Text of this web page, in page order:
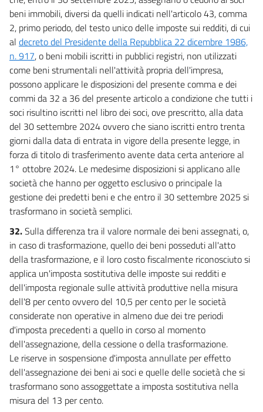
beni immobili, diversi da quelli indicati nell'articolo 43, comma
2, primo periodo, del testo unico delle imposte sui redditi, di cui
al decreto del Presidente della Repubblica 22 dicembre 1986,
n. 917, o beni mobili iscritti in pubblici registri, non utilizzati
come beni strumentali nell'attività propria dell'impresa,
possono applicare le disposizioni del presente comma e dei
commi da 32 a 36 del presente articolo a condizione che tutti i
soci risultino iscritti nel libro dei soci, ove prescritto, alla data
del 30 settembre 2024 ovvero che siano iscritti entro trenta
giorni dalla data di entrata in vigore della presente legge, in
forza di titolo di trasferimento avente data certa anteriore al
1° ottobre 2024. Le medesime disposizioni si applicano alle
società che hanno per oggetto esclusivo o principale la
gestione dei predetti beni e che entro il 30 settembre 2025 si
trasformano in società semplici.
32.Sulla differenza tra il valore normale dei beni assegnati, o,
in caso di trasformazione, quello dei beni posseduti all'atto
della trasformazione, e il loro costo fiscalmente riconosciuto si
applica un'imposta sostitutiva delle imposte sui redditi e
dell'imposta regionale sulle attività produttive nella misura
dell'8 per cento ovvero del 10,5 per cento per le società
considerate non operative in almeno due dei tre periodi
d'imposta precedenti a quello in corso al momento
dell'assegnazione, della cessione o della trasformazione.
Le riserve in sospensione d'imposta annullate per effetto
dell'assegnazione dei beni ai soci e quelle delle società che si
trasformano sono assoggettate a imposta sostitutiva nella
misura del 13 per cento.